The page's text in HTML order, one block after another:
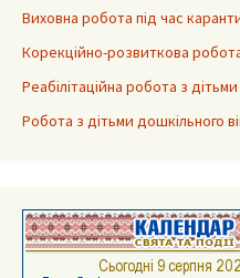
Виховна робота під час
Корекційно-розвиткова
Реабілітаційна робота з
Робота з дітьми дошкільного